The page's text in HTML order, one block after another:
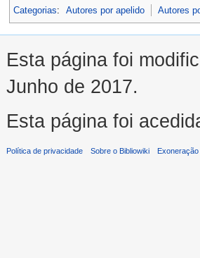
Categorias: Autores por apelido Autores
Esta página foi
Junho de 2017.
Esta página foi
Política de privacidade Sobre o Bibliowiki